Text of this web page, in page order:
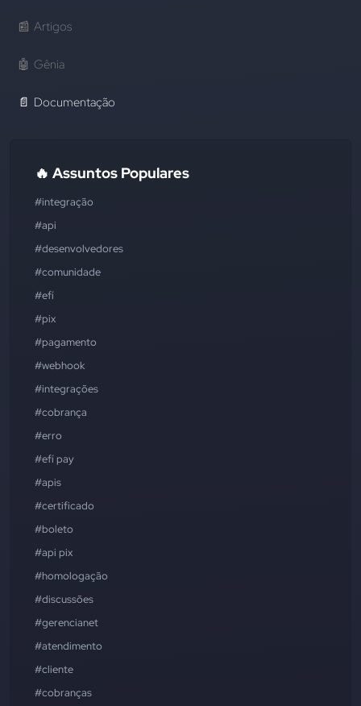
📰 Artigos
🤖 Gênia
📄 Documentação
🔥 Assuntos Populares
#integração
#api
#desenvolvedores
#comunidade
#efí
#pix
#pagamento
#webhook
#integrações
#cobrança
#erro
#efí pay
#apis
#certificado
#boleto
#api pix
#homologação
#discussões
#gerencianet
#atendimento
#cliente
#cobranças